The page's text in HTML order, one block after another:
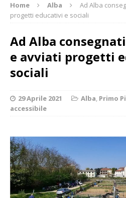
Home Alba
Ad Alba
progetti educativi e sociali
Ad Alba
e avviati progetti
sociali
29 Aprile 2021 Alba, Primo
accessibile